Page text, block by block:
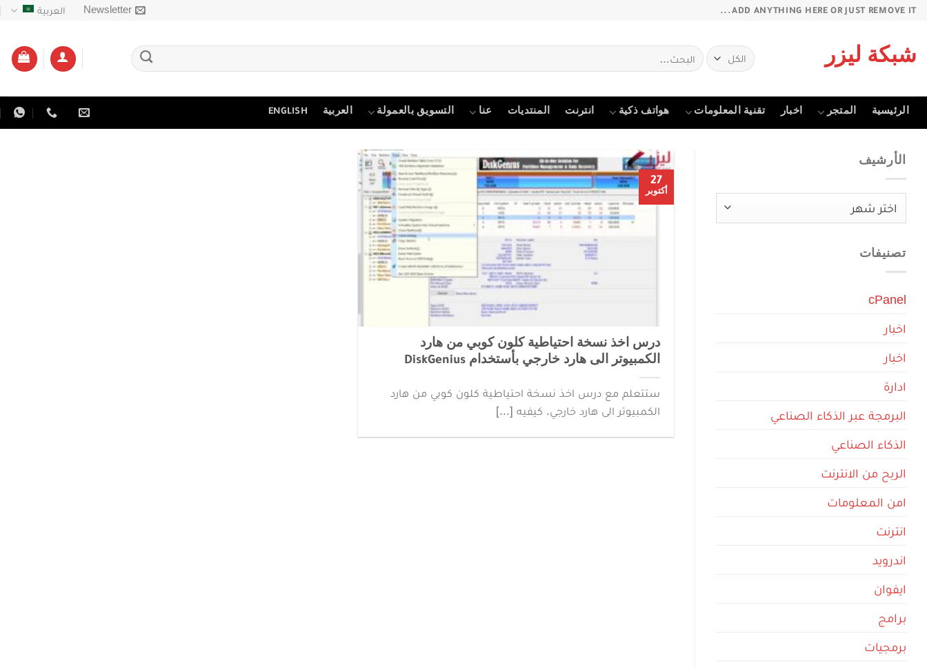
تخطي
ADD ANYTHING HERE OR JUST REMOVE IT...
Newsletter العربية
شبكة ليزر
البحث
عن:
الرئيسية المتجر اخبار تقنية المعلومات هواتف ذكية انترنت المنتديات عنا التسويق بالعمولة العربية ENGLISH
الأرشيف
الأرشيف
تصنيفات
cPanel
اخبار
اخبار
ادارة
البرمجة عبر الذكاء الصناعي
الذكاء الصناعي
الربح من الانترنت
امن المعلومات
انترنت
اندرويد
ايفوان
برامج
برمجيات
درس اخذ نسخة احتياطية كلون كوبي من هارد
الكمبيوتر الى هارد خارجي بأستخدام DiskGenius
ستتعلم مع درس اخذ نسخة احتياطية كلون كوبي من هارد
الكمبيوتر الى هارد خارجي. كيفيه [...]
27
أكتوبر